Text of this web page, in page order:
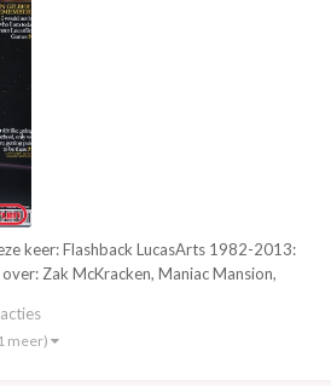
keer: Flashback LucasArts 1982-2013:
Zak McKracken, Maniac Mansion,
er na. The making of NBA Jam Inside the
games (Mi...
meer)